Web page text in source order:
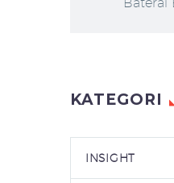
KATEGORI
INSIGHT